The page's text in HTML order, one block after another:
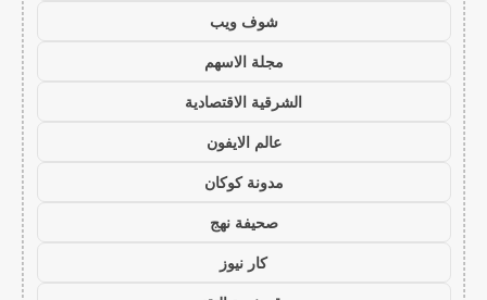
شوف ويب
مجلة الاسهم
الشرقية الاقتصادية
عالم الايفون
مدونة كوكان
صحيفة نهج
كار نيوز